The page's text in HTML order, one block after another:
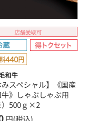
店舗受取可
和牛
みスペシャル】《国産
》しゃぶしゃぶ用
）500ｇ×2
円(税込)